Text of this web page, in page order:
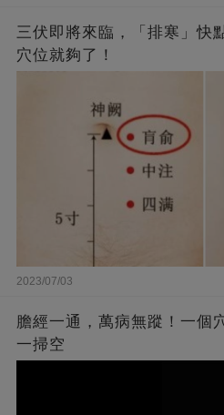
三伏即將來臨，「排寒」快
穴位就夠了！
2023/07/03
膽經一通，萬病無蹤！一個
一掃空